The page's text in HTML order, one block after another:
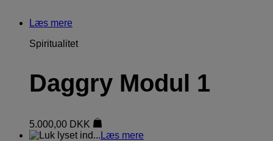
Læs mere
Spiritualitet
Daggry Modul 1
5.000,00 DKK
Læs mere